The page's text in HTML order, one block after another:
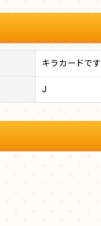
キラカードです
J